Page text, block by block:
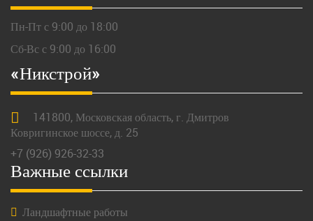
Пн-Пт с 9:00 до 18:00
Сб-Вс с 9:00 до 16:00
«Никстрой»
141800, Московская область, г. Дмитров
Ковригинское шоссе, д. 25
+7 (926) 926-32-33
Важные ссылки
Ландшафтные работы